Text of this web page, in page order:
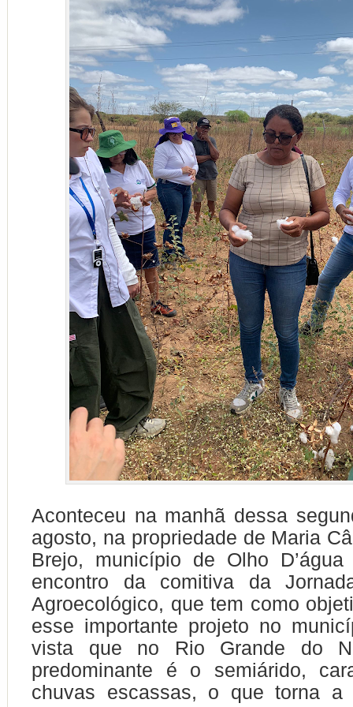
Aconteceu na manhã dessa
agosto, na propriedade de Maria
Brejo, município de Olho
encontro da comitiva da
Agroecológico, que tem como
esse importante projeto no
vista que no Rio Grande do
predominante é o semiárido,
chuvas escassas, o que torna a